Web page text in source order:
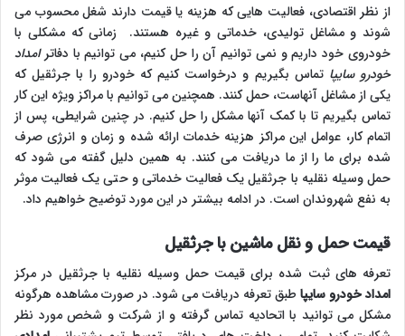
از نظر اقتصادی، فعالیت هایی که هزینه یا قیمت دارند شغل محسوب می
شوند و مشاغل تولیدی، خدماتی و غیره هستند. زمانی که مشکلی با
خودروی خود داریم و نمی توانیم آن را حل کنیم، می توانیم با دفاترامداد
خودرو سایپا تماس بگیریم و درخواست کنیم که خودرو را با جرثقیل که
یکی از مشاغل آنهاست، حمل کنند. همچنین می توانیم با مراکز ویژه این کار
تماس بگیریم تا با کمک آنها مشکل را حل کنیم. در چنین شرایطی، پس از
اتمام کار، عوامل این مراکز هزینه خدمات ارائه شده و زمان و انرژی صرف
شده برای ما را از ما دریافت می کنند. به همین دلیل گفته می شود که
حمل وسیله نقلیه با جرثقیل یک فعالیت خدماتی و حتی یک فعالیت موثر
به نفع شهروندان است. در ادامه بیشتر در این مورد توضیح خواهیم داد.
قیمت حمل و نقل ماشین با جرثقیل
تعرفه های ثبت شده برای قیمت حمل وسیله نقلیه با جرثقیل در مرکز
امداد خودرو سایپا طبق تعرفه دریافت می شود. در صورت مشاهده هرگونه
مشکل می توانید با اتحادیه تماس گرفته و از شرکت و شخص مورد نظر